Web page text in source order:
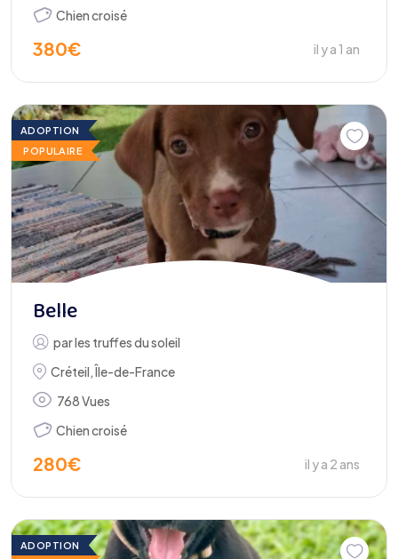
Chien croisé
380€ il y a 1 an
ADOPTION
POPULAIRE
Belle
parles truffes du soleil
Créteil,Île-de-France
768 Vues
Chien croisé
280€ il y a 2 ans
ADOPTION